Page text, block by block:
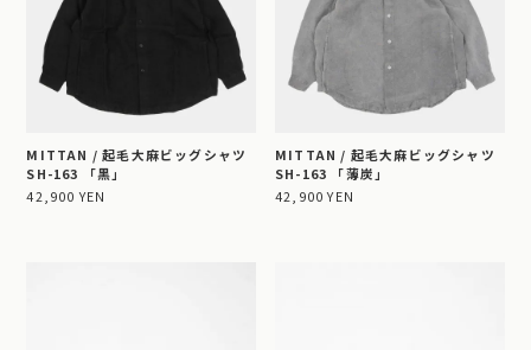
MITTAN / 起毛大麻ビッグシャツ
SH-163 「黒」
42,900 YEN
MITTAN / 起毛大麻ビッグシャツ
SH-163 「薄炭」
42,900 YEN